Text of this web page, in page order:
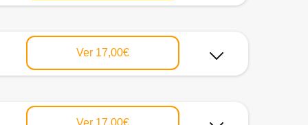
Ver 17,00€
Ver 17,00€